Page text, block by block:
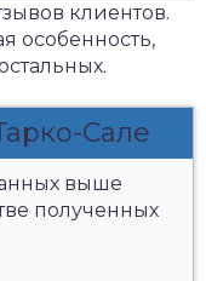
клиентов.
особенность,
Сале
выше
полученных